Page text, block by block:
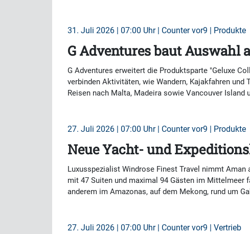
31. Juli 2026 | 07:00 Uhr | Counter vor9 | Produkte
G Adventures baut Auswahl
G Adventures erweitert die Produktsparte "Geluxe
verbinden Aktivitäten, wie Wandern, Kajakfahren
Reisen nach Malta, Madeira sowie Vancouver Island
27. Juli 2026 | 07:00 Uhr | Counter vor9 | Produkte
Neue Yacht- und
Luxusspezialist Windrose Finest Travel nimmt
mit 47 Suiten und maximal 94 Gästen im Mittelmeer
anderem im Amazonas, auf dem Mekong, rund um
27. Juli 2026 | 07:00 Uhr | Counter vor9 | Vertrieb